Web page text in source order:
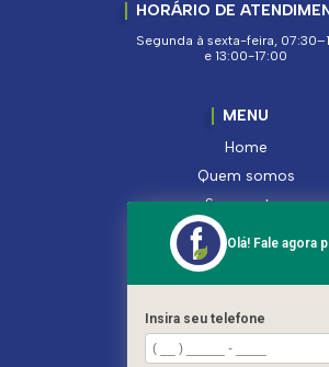
HORÁRIO DE
Segunda à sexta-feira,
e 13:00-17:00
MENU
Home
Quem somos
Segmentos
Serviços
Produtos
Contato
Categorias
Mapa do site
Olá! Fale agora
Insira seu telefone